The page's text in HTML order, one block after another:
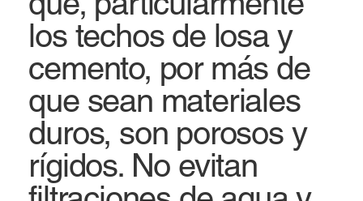
los techos de losa y
cemento, por más de
que sean materiales
duros, son porosos y
rígidos. No evitan